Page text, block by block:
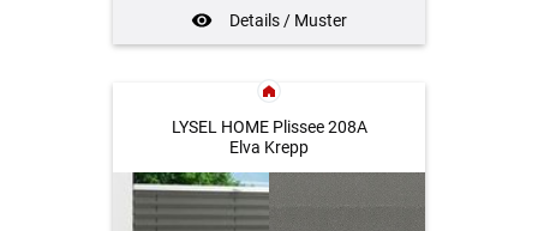
Details / Muster
LYSEL HOME Plissee 208A
Elva Krepp